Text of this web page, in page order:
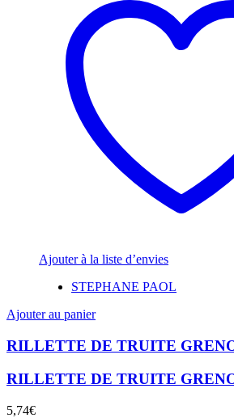
Ajouter à la liste d’envies
STEPHANE PAOL
Ajouter au panier
RILLETTE DE TRUITE
RILLETTE DE TRUITE
5,74€